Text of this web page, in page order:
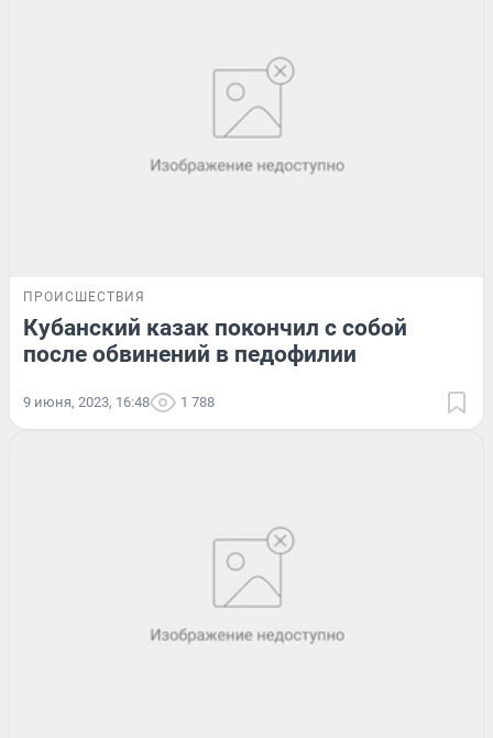
ПРОИСШЕСТВИЯ
Кубанский казак покончил с собой
после обвинений в педофилии
9 июня, 2023, 16:48 1 788